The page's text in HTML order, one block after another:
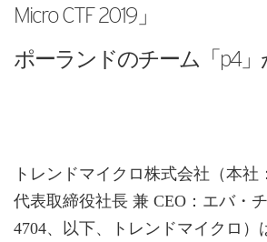
Micro CTF 2019」
ポーランドのチーム「p4」
トレンドマイクロ株式会社（本社
代表取締役社長 兼 CEO：エバ・
4704、以下、トレンドマイクロ）